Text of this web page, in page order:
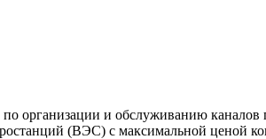
организации и обслуживанию
(ВЭС) с максимальной ценой